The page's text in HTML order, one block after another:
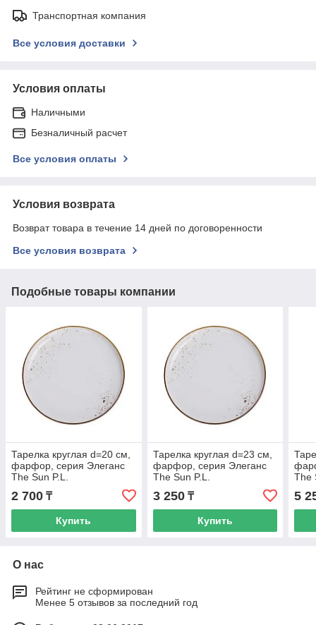
Транспортная компания
Все условия доставки
Условия оплаты
Наличными
Безналичный расчет
Все условия оплаты
Условия возврата
Возврат товара в течение 14 дней по договоренности
Все условия возврата
Подобные товары компании
Тарелка круглая d=20 см,
фарфор, серия Элеганс
The Sun P.L.
2 700 ₸
Купить
Тарелка круглая d=23 см,
фарфор, серия Элеганс
The Sun P.L.
3 250₸
Купить
The
5
О нас
Рейтинг не сформирован
Менее 5 отзывов за последний год